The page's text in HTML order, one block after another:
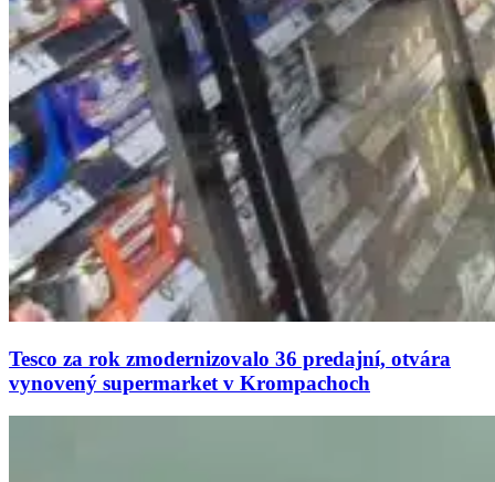
Tesco za rok zmodernizovalo 36 predajní, otvára
vynovený supermarket v Krompachoch